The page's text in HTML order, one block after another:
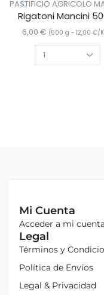
PASTIFICIO AGRICOLO
Rigatoni Mancini
6,00€ (500 g -12,00€/
Mi Cuenta
Acceder a mi cuenta
Legal
Términos y
Política de Envíos
Legal & Privacidad